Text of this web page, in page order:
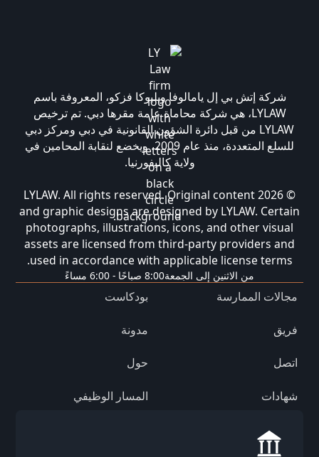
شركة إتش بي إل يامالوفا وبليوكا فزكو، المعروفة باسم
LYLAW، هي شركة محاماة عامة مقرها دبي. تم ترخيص
LYLAW من قبل دائرة الشؤون القانونية في دبي ومركز دبي
للسلع المتعددة، منذ عام 2009، ويخضع لنقابة المحامين في
ولاية كاليفورنيا.
© 2026 LYLAW. All rights reserved. Original content
and graphic designs are designed by LYLAW. Certain
photographs, illustrations, icons, and other visual
assets are licensed from third-party providers and
used in accordance with applicable license terms.
من الاثنين إلى الجمعة8:00 صباحًا - 6:00 مساءً
مجالات الممارسة بودكاست
فريق مدونة
اتصل حول
شهادات المسار الوظيفي